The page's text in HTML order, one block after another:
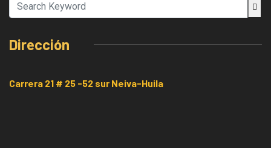
Dirección
Carrera 21 # 25 -52 sur Neiva-Huila